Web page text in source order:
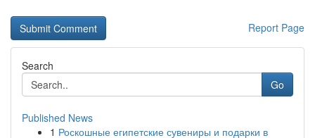
Report Page
Search
Go
Published News
1 Роскошные египетские сувениры и подарки в